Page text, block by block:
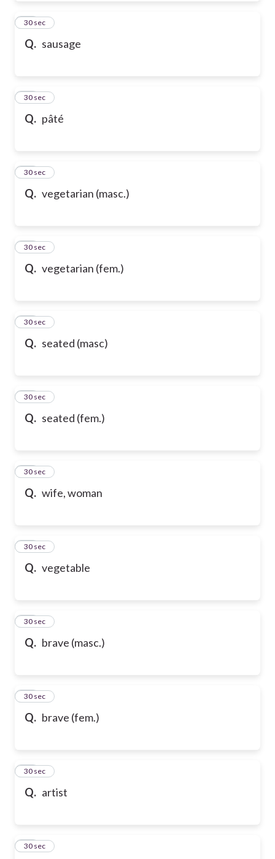
Q. sausage
50
30 sec
Q. pâté
51
30 sec
Q. vegetarian (masc.)
52
30 sec
Q. vegetarian (fem.)
53
30 sec
Q. seated (masc)
54
30 sec
Q. seated (fem.)
55
30 sec
Q. wife, woman
56
30 sec
Q. vegetable
57
30 sec
Q. brave (masc.)
58
30 sec
Q. brave (fem.)
59
30 sec
Q. artist
60
30 sec
61
30 sec